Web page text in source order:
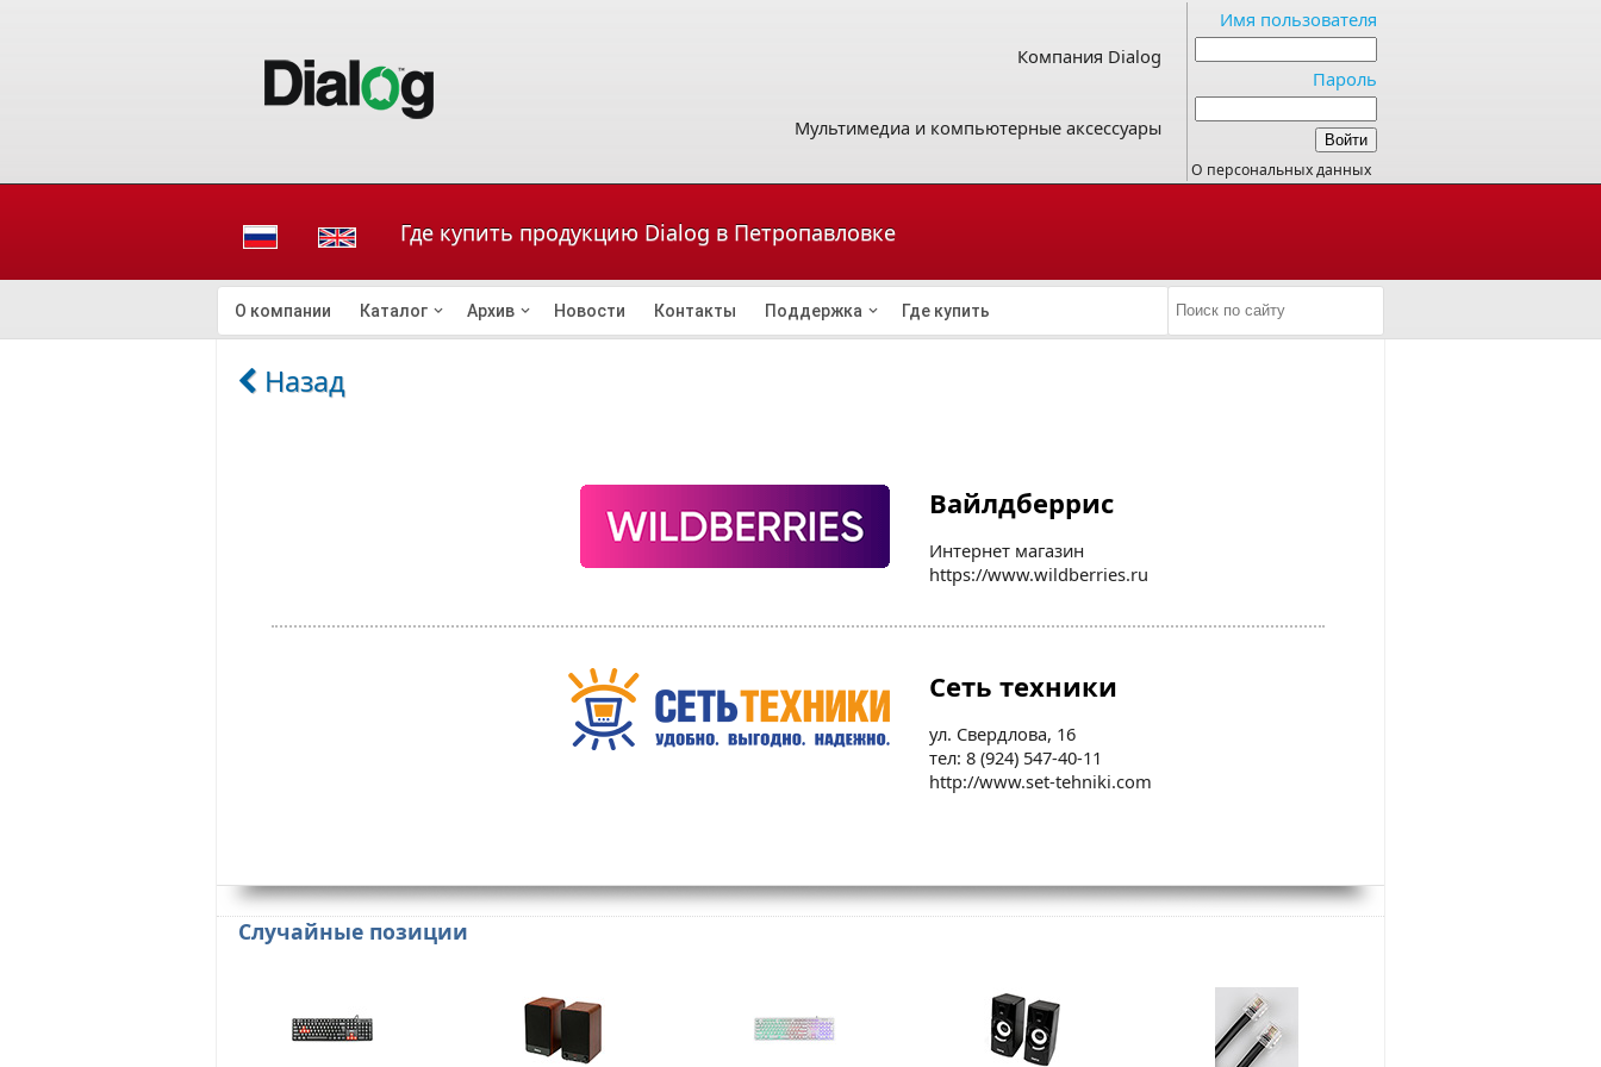
Компания Dialog
Мультимедиа и компьютерные аксессуары
Имя пользователя
Пароль
О персональных данных
Где купить продукцию Dialog в Петропавловке
О компании Каталог Архив Новости Контакты Поддержка Где купить
Назад
Вайлдберрис
Интернет магазин
https://www.wildberries.ru
Сеть техники
ул. Свердлова, 16
тел: 8 (924) 547-40-11
http://www.set-tehniki.com
Случайные позиции